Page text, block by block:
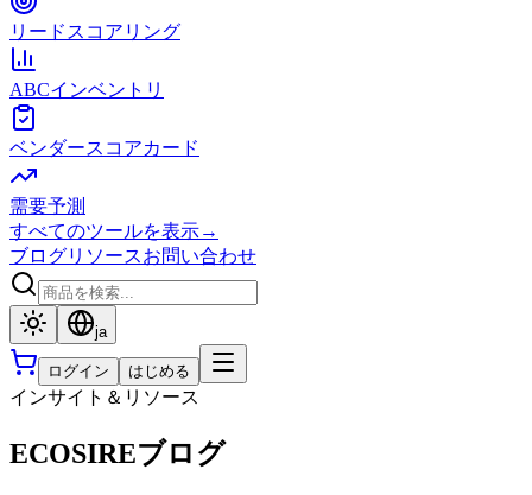
リードスコアリング
ABCインベントリ
ベンダースコアカード
需要予測
すべてのツールを表示→
ブログリソースお問い合わせ
ja
ログイン はじめる
インサイト＆リソース
ECOSIREブログ